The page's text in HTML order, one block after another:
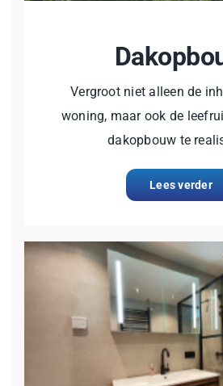
Vergroot niet alleen de
woning, maar ook de
dakopbouw te
Lees verder